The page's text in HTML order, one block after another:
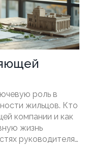
роль в
жильцов. Кто
компании и как
жизнь
руководителя,